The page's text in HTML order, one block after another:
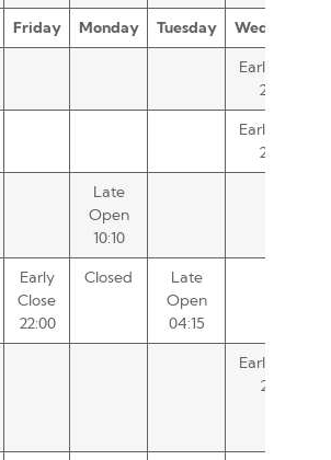
Friday Monday Tuesday
Wednesday
Early Close
20:00
Early Close
20:00
Late
Open
10:10
Early
Close
22:00
Closed
Late
Open
04:15
Early Close
21:30